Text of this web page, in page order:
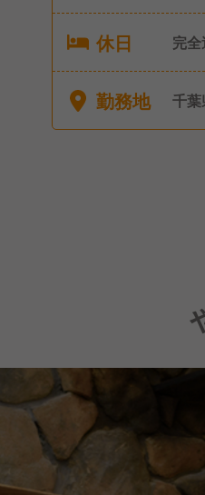
休日
完
夏
介
勤務地 千